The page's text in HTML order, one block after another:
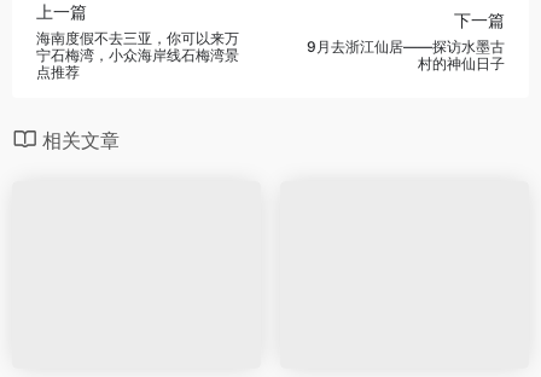
上一篇
海南度假不去三亚，你可以来万
宁石梅湾，小众海岸线石梅湾景
点推荐
下一篇
9月去浙江仙居——探访水墨古
村的神仙日子
相关文章